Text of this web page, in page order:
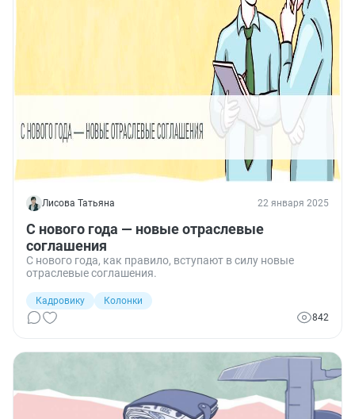
Лисова Татьяна 22 января 2025
С нового года — новые отраслевые
соглашения
С нового года, как правило, вступают в силу новые
отраслевые соглашения.
Кадровику
Колонки
842